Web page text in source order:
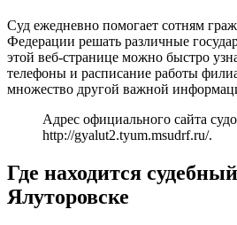
Суд ежедневно помогает сотням
Федерации решать различные
этой веб-странице можно быстро
телефоны и расписание работы
множество другой важной
Адрес официального сайта
http://gyalut2.tyum.msudrf.ru/.
Где находится
Ялуторовске